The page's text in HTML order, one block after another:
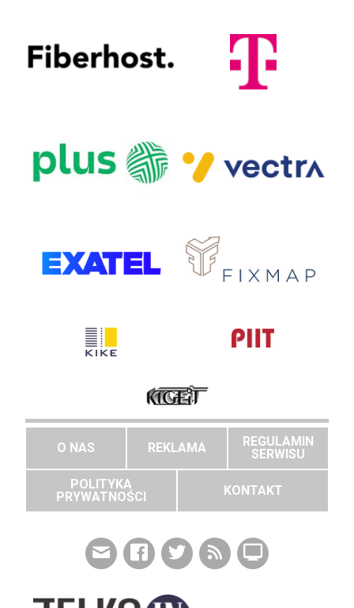
O NAS REKLAMA
REGULAMIN
SERWISU
POLITYKA
PRYWATNOŚCI
KONTAKT